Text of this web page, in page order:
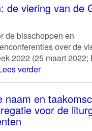
de viering van de
de bisschoppen en
over de
2022 (25 maart 2022;
verder
naam en
voor de